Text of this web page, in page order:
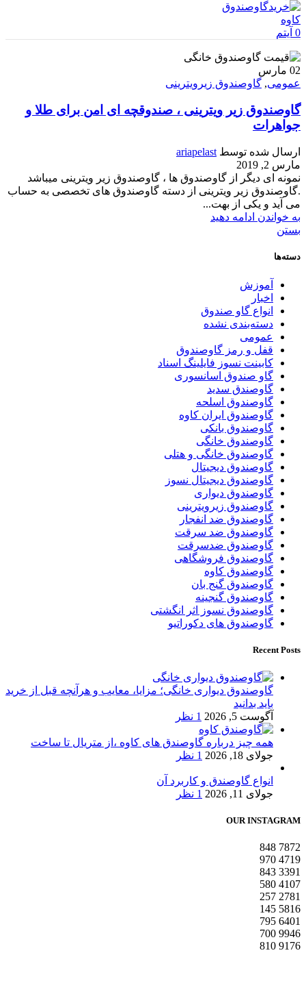
0 آیتم
02 مارس
عمومی, گاوصندوق زیرویترینی
گاوصندوق زیر ویترینی ، صندوقچه ای امن برای طلا و
جواهرات
ارسال شده توسط ariapelast
مارس 2, 2019
نمونه ای دیگر از گاوصندوق ها ، گاوصندوق زیر ویترینی میباشد
.گاوصندوق زیر ویترینی از دسته گاوصندوق های تخصصی به حساب
می آید و یکی از بهت...
به خواندن ادامه دهید
بستن
دسته‌ها
آموزش
اخبار
انواع گاو صندوق
دسته‌بندی نشده
عمومی
قفل و رمز گاوصندوق
کابینت نسوز فایلینگ اسناد
گاو صندوق اسانسوری
گاوصندق سدید
گاوصندوق اسلحه
گاوصندوق ایران کاوه
گاوصندوق بانکی
گاوصندوق خانگی
گاوصندوق خانگی و هتلی
گاوصندوق دیجیتال
گاوصندوق دیجیتال نسوز
گاوصندوق دیواری
گاوصندوق زیرویترینی
گاوصندوق ضد انفجار
گاوصندوق ضد سرقت
گاوصندوق ضدسرقت
گاوصندوق فروشگاهی
گاوصندوق کاوه
گاوصندوق گنج بان
گاوصندوق گنجینه
گاوصندوق نسوز اثر انگشتی
گاوصندوق های دکوراتیو
Recent Posts
گاوصندوق دیواری خانگی؛ مزایا، معایب و هرآنچه قبل از خرید
باید بدانید
آگوست 5, 2026
1 نظر
همه چیز درباره گاوصندق های کاوه ،از متریال تا ساخت
جولای 18, 2026
1 نظر
انواع گاوصندق و کاربرد آن
جولای 11, 2026
1 نظر
OUR INSTAGRAM
7872
848
4719
970
3391
843
4107
580
2781
257
5816
145
6401
795
9946
700
9176
810